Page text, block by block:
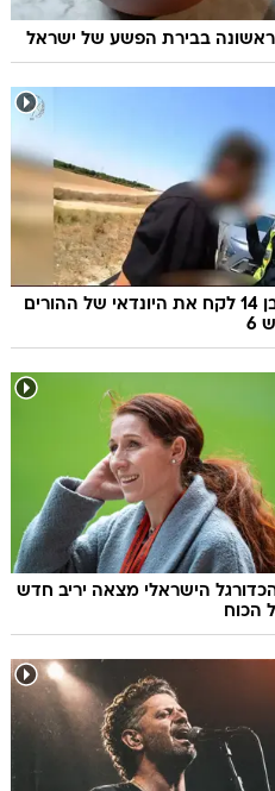
בבירת הפשע של ישראל
170 קמ"ש: בן 14 לקח את היונדאי של ההורים
6
הישראלי מצאה יריב חדש
הכוח